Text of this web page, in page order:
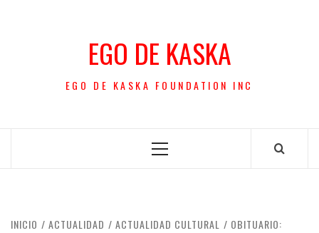
EGO DE KASKA
EGO DE KASKA FOUNDATION INC
Menú
INICIO ACTUALIDAD ACTUALIDAD CULTURAL
OBITUARIO: